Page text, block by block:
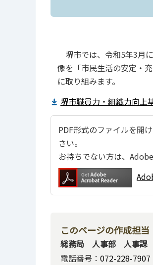
堺市では、令和5年3月
像を「市民生活の安定・
に取り組みます。
堺市職員力・組織力向上
PDF形式のファイルを開
さい。
お持ちでない方は、
このページの作成担当
総務局 人事部 人事課
電話番号： 072-228-7907